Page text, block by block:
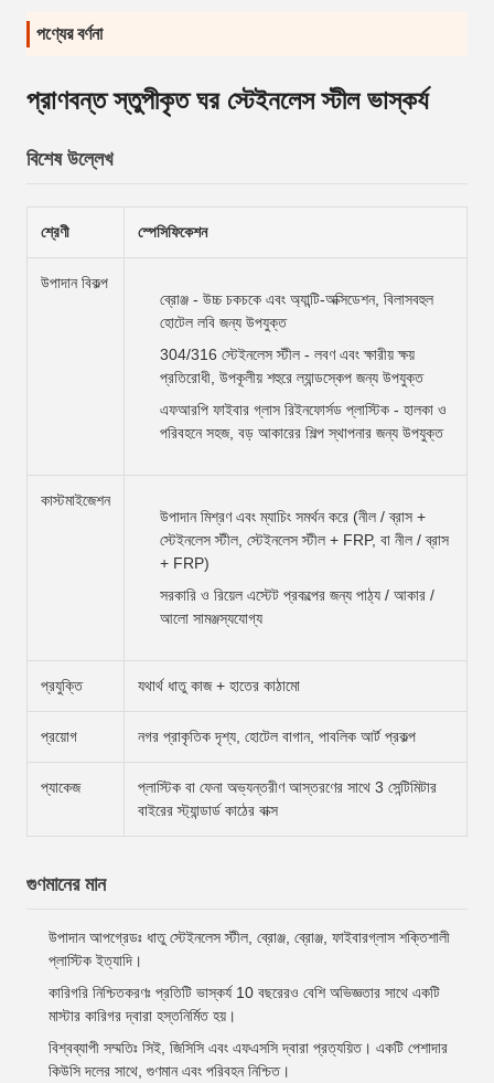
পণ্যের বর্ণনা
প্রাণবন্ত স্তুপীকৃত ঘর স্টেইনলেস স্টীল ভাস্কর্য
বিশেষ উল্লেখ
শ্রেণী স্পেসিফিকেশন
উপাদান বিকল্প
ব্রোঞ্জ - উচ্চ চকচকে এবং অ্যান্টি-অক্সিডেশন, বিলাসবহুল
হোটেল লবি জন্য উপযুক্ত
304/316 স্টেইনলেস স্টীল - লবণ এবং ক্ষারীয় ক্ষয়
প্রতিরোধী, উপকূলীয় শহুরে ল্যান্ডস্কেপ জন্য উপযুক্ত
এফআরপি ফাইবার গ্লাস রিইনফোর্সড প্লাস্টিক - হালকা ও
পরিবহনে সহজ, বড় আকারের শিল্প স্থাপনার জন্য উপযুক্ত
কাস্টমাইজেশন
উপাদান মিশ্রণ এবং ম্যাচিং সমর্থন করে (নীল / ব্রাস +
স্টেইনলেস স্টীল, স্টেইনলেস স্টীল + FRP, বা নীল / ব্রাস
+ FRP)
সরকারি ও রিয়েল এস্টেট প্রকল্পের জন্য পাঠ্য / আকার /
আলো সামঞ্জস্যযোগ্য
প্রযুক্তি যথার্থ ধাতু কাজ + হাতের কাঠামো
প্রয়োগ নগর প্রাকৃতিক দৃশ্য, হোটেল বাগান, পাবলিক আর্ট প্রকল্প
প্যাকেজ
প্লাস্টিক বা ফেনা অভ্যন্তরীণ আস্তরণের সাথে 3 সেন্টিমিটার
বাইরের স্ট্যান্ডার্ড কাঠের বাক্স
গুণমানের মান
উপাদান আপগ্রেডঃ ধাতু স্টেইনলেস স্টীল, ব্রোঞ্জ, ব্রোঞ্জ, ফাইবারগ্লাস শক্তিশালী
প্লাস্টিক ইত্যাদি।
কারিগরি নিশ্চিতকরণঃ প্রতিটি ভাস্কর্য 10 বছরেরও বেশি অভিজ্ঞতার সাথে একটি
মাস্টার কারিগর দ্বারা হস্তনির্মিত হয়।
বিশ্বব্যাপী সম্মতিঃ সিই, জিসিসি এবং এফএসসি দ্বারা প্রত্যয়িত। একটি পেশাদার
কিউসি দলের সাথে, গুণমান এবং পরিবহন নিশ্চিত।